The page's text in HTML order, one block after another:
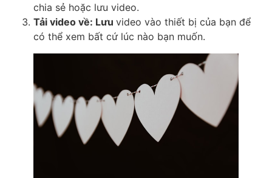
chia sẻ hoặc lưu video.
Tải video về: Lưu video vào thiết bị của bạn để
có thể xem bất cứ lúc nào bạn muốn.